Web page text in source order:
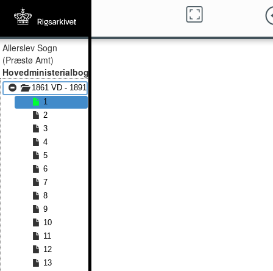
Allerslev Sogn
(Præstø Amt)
Hovedministerialbog
1861 VD - 1891 VD
1
2
3
4
5
6
7
8
9
10
11
12
13